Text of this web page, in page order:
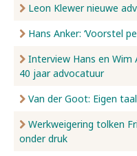
Leon Klewer nieuwe
Hans Anker: ‘Voorstel
Interview Hans en Wim
40 jaar advocatuur
Van der Goot: Eigen
Werkweigering tolken
onder druk